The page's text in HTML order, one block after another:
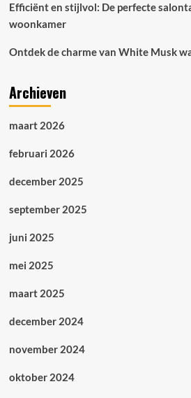
Efficiënt en stijlvol: De perfecte
woonkamer
Ontdek de charme van White Musk
Archieven
maart 2026
februari 2026
december 2025
september 2025
juni 2025
mei 2025
maart 2025
december 2024
november 2024
oktober 2024